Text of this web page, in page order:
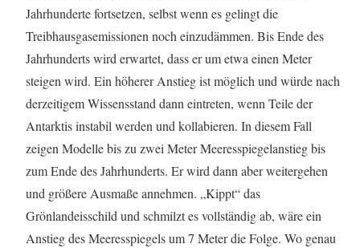
Jahrhunderte fortsetzen, selbst wenn es gelingt die
Treibhausgasemissionen noch einzudämmen. Bis Ende des
Jahrhunderts wird erwartet, dass er um etwa einen Meter
steigen wird. Ein höherer Anstieg ist möglich und würde nach
derzeitigem Wissensstand dann eintreten, wenn Teile der
Antarktis instabil werden und kollabieren. In diesem Fall
zeigen Modelle bis zu zwei Meter Meeresspiegelanstieg bis
zum Ende des Jahrhunderts. Er wird dann aber weitergehen
und größere Ausmaße annehmen. „Kippt“ das
Grönlandeisschild und schmilzt es vollständig ab, wäre ein
Anstieg des Meeresspiegels um 7 Meter die Folge. Wo genau